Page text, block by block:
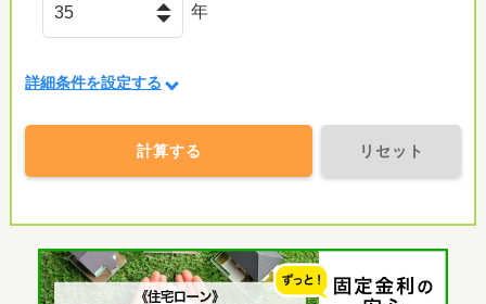
年
詳細条件を設定する
計算する リセット